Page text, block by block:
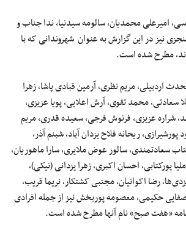
امیرعلی محمدیان، سالومه سیدنیا، ندا جناب و
نیز در این گزارش ‌به‌ عنوان شهروندانی که با
مطرح شده است.
اردبیلی، مریم نظری، آرمین قبادی پاشا، زهرا
سعادتی، محمد تقوی، آرش اعلایی، پویا عزیزی،
شراره عزیزی، فرنوش فرجی، سعیده قدری، مریم
ریحانه فلاح یزدان آباد، شبنم آذر،
سعادتمندی، سالور عوض ملایری، سارا ماهوریان،
پورکتابی، احسان اکبری، زهرا یزدانی (نیکی)،
رضا اکوانیان، مجتبی کشتکار، نریما قریب،
صفایی حکیمی، معصومه پوربخش نیز از جمله افرادی
«هفت صبح» نام آنها مطرح شده است.